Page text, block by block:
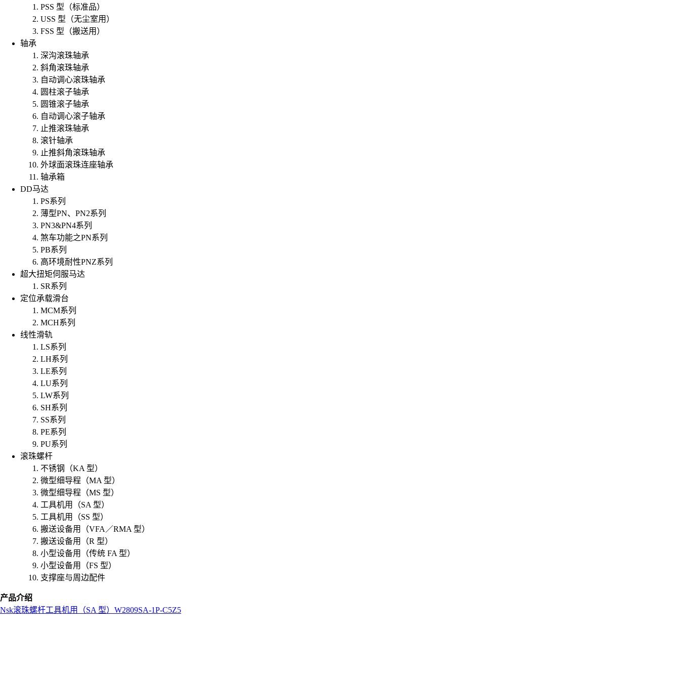
PSS 型（标准品）
USS 型（无尘室用）
FSS 型（搬送用）
轴承
深沟滚珠轴承
斜角滚珠轴承
自动调心滚珠轴承
圆柱滚子轴承
圆锥滚子轴承
自动调心滚子轴承
止推滚珠轴承
滚针轴承
止推斜角滚珠轴承
外球面滚珠连座轴承
轴承箱
DD马达
PS系列
薄型PN、PN2系列
PN3&PN4系列
煞车功能之PN系列
PB系列
高环境耐性PNZ系列
超大扭矩伺服马达
SR系列
定位承载滑台
MCM系列
MCH系列
线性滑轨
LS系列
LH系列
LE系列
LU系列
LW系列
SH系列
SS系列
PE系列
PU系列
滚珠螺杆
不锈钢（KA 型）
微型细导程（MA 型）
微型细导程（MS 型）
工具机用（SA 型）
工具机用（SS 型）
搬送设备用（VFA／RMA 型）
搬送设备用（R 型）
小型设备用（传统 FA 型）
小型设备用（FS 型）
支撑座与周边配件
产品介绍
Nsk滚珠螺杆工具机用（SA 型） W2809SA-1P-C5Z5